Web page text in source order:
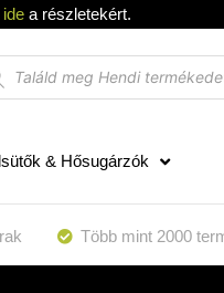
idea részletekért.
& Hősugárzók
Több mint 2000